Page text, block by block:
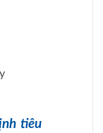
tiêu